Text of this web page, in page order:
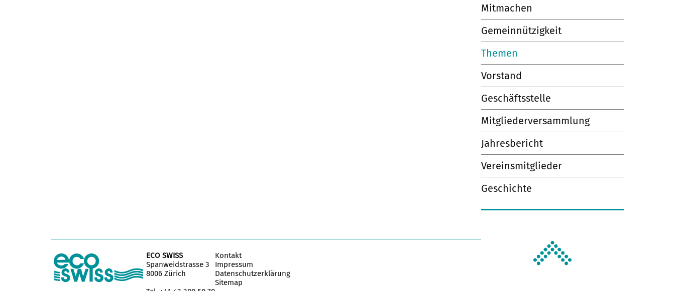
Mitmachen
Gemeinnützigkeit
Themen
Vorstand
Geschäftsstelle
Mitgliederversammlung
Jahresbericht
Vereinsmitglieder
Geschichte
ECO SWISS
Spanweidstrasse 3
8006 Zürich
Kontakt
Impressum
Datenschutzerklärung
Sitemap